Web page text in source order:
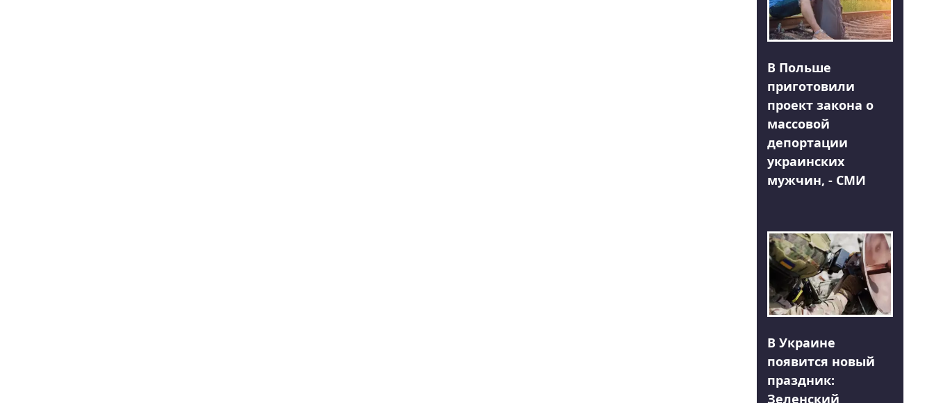
В Польше
приготовили
проект закона о
массовой
депортации
украинских
мужчин, - СМИ
В Украине
появится новый
праздник:
Зеленский